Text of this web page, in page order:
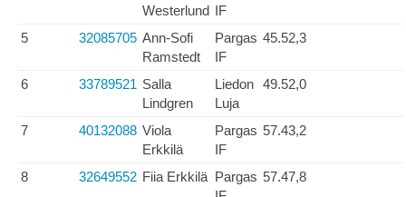
Westerlund IF
5 32085705 Ann-Sofi
Ramstedt
Pargas
IF
45.52,3
6 33789521 Salla
Lindgren
Liedon
Luja
49.52,0
7 40132088 Viola
Erkkilä
Pargas
IF
57.43,2
8 32649552 Fiia Erkkilä Pargas 57.47,8